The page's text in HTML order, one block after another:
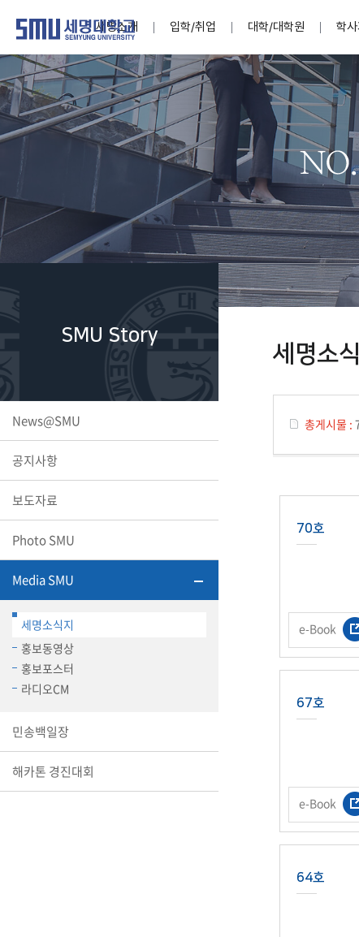
세명소개
세명소개
인재양성이 국가의 미래
세상을 밝게 비추는 인재양성
사이버투어 홍보브로슈어
학교법인
열린총장
대학소개
세명2030+
캠퍼스안
발전기금
입학/취업
입학/취업
인재양성이 국가의 미래
세상을 밝게 비추는 인재양성
사이버투어 홍보브로슈어
대학
대학원
Students
취·창업
대학/대학원
대학/대학원
인재양성이 국가의 미래
세상을 밝게 비추는 인재양성
사이버투어 홍보브로슈어
대학
학
학사지원
인재양성이 국가의 미래
세상을 밝게 비추는 인재양성
사이버투어 홍보브로슈어
학사공지
학사일정
학사정보
학칙규정
대학생활
인재양성이 국가의 미래
세상을 밝게 비추는 인재양성
사이버투어 홍보브로슈어
대학생활
학생지원
학생활동
시설이용
통학버스
국제교류
병무행정
예비군연대
연구/산학
인재양성이 국가의 미래
세상을 밝게 비추는 인재양성
사이버투어 홍보브로슈어
산학협력단
교내연구
연구윤리
LINC+ 사
기관/시설
인재양성이 국가의 미래
세상을 밝게 비추는 인재양성
사이버투어 홍보브로슈어
기구조직표
특별기구
대학본부
부속기관
부설연구
부속병원
SMU Story
인재양성이 국가의 미래
세상을 밝게 비추는 인재양성
사이버투어 홍보브로슈어
공지사항
보도자료
Photo
해카톤
소통·공감
인재양성이 국가의 미래
세상을 밝게 비추는 인재양성
사이버투어 홍보브로슈어
소통·공감
공익신고
학교기업
인재양성이 국가의 미래
세상을 밝게 비추는 인재양성
사이버투어 홍보브로슈어
학교기업
세명네이
세네뜨리
S:MU 스
미
S:MU
S:MU
SMU Story
News@SMU
공지사항
보도자료
Photo SMU
Media SMU
세명소식지
홍보동영상
홍보포스터
라디오CM
민송백일장
해카톤 경진대회
세명소
총게시물 :
70호
e-Book
67호
e-Book
64호